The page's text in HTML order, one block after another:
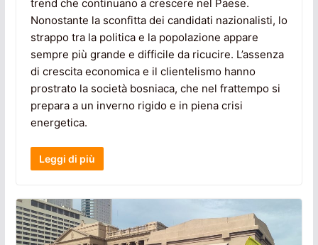
trend che continuano a crescere nel Paese.
Nonostante la sconfitta dei candidati nazionalisti, lo
strappo tra la politica e la popolazione appare
sempre più grande e difficile da ricucire. L’assenza
di crescita economica e il clientelismo hanno
prostrato la società bosniaca, che nel frattempo si
prepara a un inverno rigido e in piena crisi
energetica.
Leggi di più